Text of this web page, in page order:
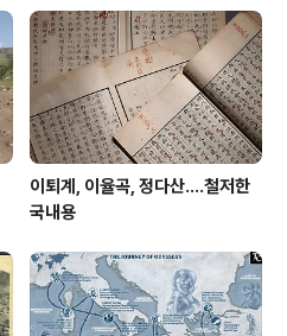
이퇴계, 이율곡, 정다산....철저한
국내용